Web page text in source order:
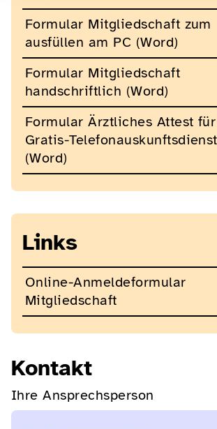
Formular Mitgliedschaft zum
ausfüllen am PC (Word)
Formular Mitgliedschaft
handschriftlich (Word)
Formular Ärztliches Attest
Gratis-
(Word)
Links
Online-Anmeldeformular
Mitgliedschaft
Kontakt
Ihre Ansprechsperson